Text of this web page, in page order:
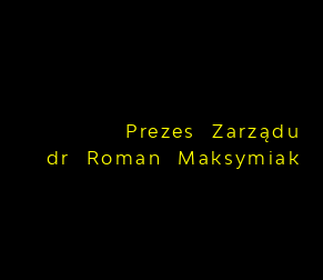
Prezes Zarządu
dr Roman Maksymiak